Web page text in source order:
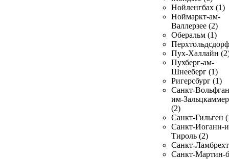
Нойленгбах (1)
Ноймаркт-ам-
Валлерзее (2)
Оберальм (1)
Пух-Халлайн
Пухберг-ам-
Шнееберг (1)
Ригерсбург (1)
Санкт-
им-
(2)
Санкт-Гильген
Санкт-Иоганн-
Тироль (2)
Санкт-
Санкт-Мартин-